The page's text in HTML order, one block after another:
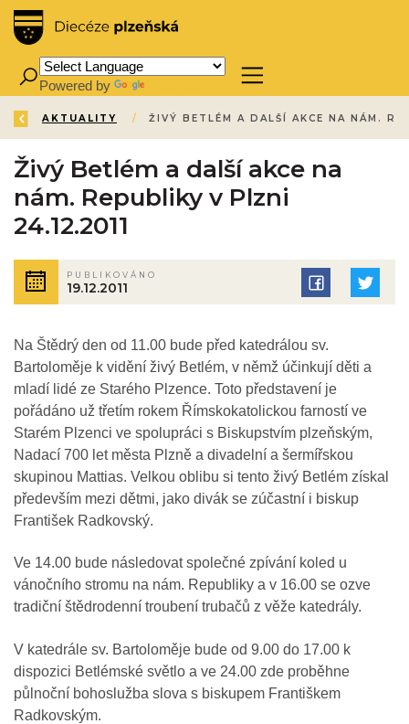
Powered by
ZPĚT
ÚVOD /
AKTUALITY /
Živý Betlém a další akce na
nám. Republiky v Plzni
24.12.2011
PUBLIKOVÁNO
19.12.2011
Na Štědrý den od 11.00 bude před katedrálou sv.
Bartoloměje k vidění živý Betlém, v němž účinkují děti a
mladí lidé ze Starého Plzence. Toto představení je
pořádáno už třetím rokem Římskokatolickou farností ve
Starém Plzenci ve spolupráci s Biskupstvím plzeňským,
Nadací 700 let města Plzně a divadelní a šermířskou
skupinou Mattias. Velkou oblibu si tento živý Betlém získal
především mezi dětmi, jako divák se zúčastní i biskup
František Radkovský.
Ve 14.00 bude následovat společné zpívání koled u
vánočního stromu na nám. Republiky a v 16.00 se ozve
tradiční štědrodenní troubení trubačů z věže katedrály.
V katedrále sv. Bartoloměje bude od 9.00 do 17.00 k
dispozici Betlémské světlo a ve 24.00 zde proběhne
půlnoční bohoslužba slova s biskupem Františkem
Radkovským.